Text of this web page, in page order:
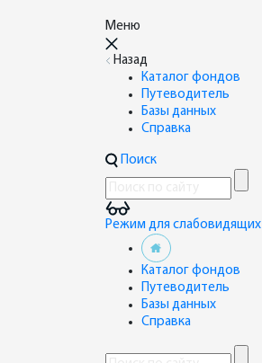
Меню
Назад
Каталог фондов
Путеводитель
Базы данных
Справка
Поиск
Режим для слабовидящих
Каталог фондов
Путеводитель
Базы данных
Справка